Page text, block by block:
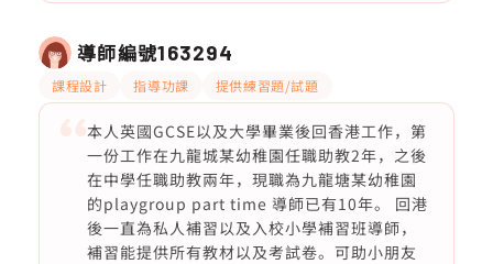
導師編號163294
課程設計 指導功課 提供練習題/試題
本人英國GCSE以及大學畢業後回香港工作，第
一份工作在九龍城某幼稚園任職助教2年，之後
在中學任職助教兩年，現職為九龍塘某幼稚園
的playgroup part time 導師已有10年。 回港
後一直為私人補習以及入校小學補習班導師，
補習能提供所有教材以及考試卷。可助小朋友